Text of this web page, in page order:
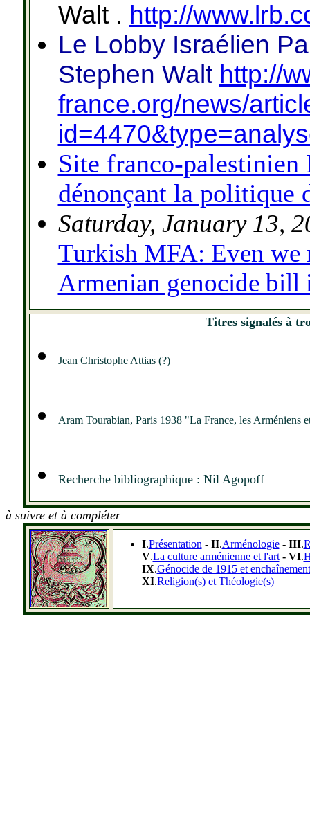
Walt . http://
Le Lobby Israélien
Stephen Walt http://
france.org/news/
Site franco-palestinien
dénonçant la politique
Saturday, January 13,
Turkish MFA: Even we
Armenian genocide bill
Titres signalés à
Jean Christophe Attias (?)
Aram Tourabian, Paris 1938 "La France, les Arméniens
Recherche bibliographique : Nil Agopoff
à suivre et à compléter
I.Présentation - II.Arménologie- III.
V.La culture arménienne et l'art- VI.
IX.Génocide de 1915 et
XI.Religion(s) et Théologie(s)